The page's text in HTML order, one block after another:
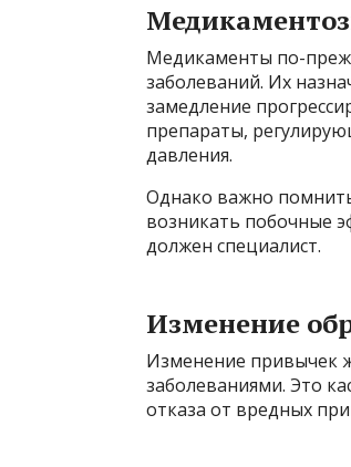
Медикаменты по-
заболеваний. Их
замедление
препараты,
давления.
Однако важно
возникать побочные
должен специалист.
Изменение
Изменение привычек
заболеваниями. Это
отказа от вредных